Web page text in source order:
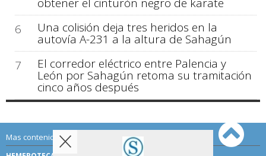
obtener el cinturón negro de karate
6
Una colisión deja tres heridos en la
autovía A-231 a la altura de Sahagún
7
El corredor eléctrico entre Palencia y
León por Sahagún retoma su tramitación
cinco años después
Mas contenido de Sahagún Digital: